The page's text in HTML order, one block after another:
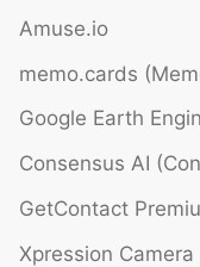
Amuse.io
memo.cards
Google Earth
Consensus AI
GetContact
Xpression Camera